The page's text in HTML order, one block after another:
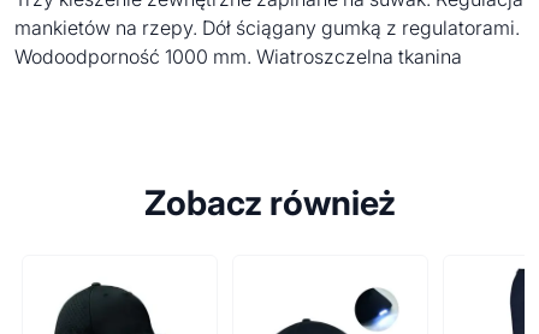
mankietów na rzepy. Dół ściągany gumką z regulatorami.
Wodoodporność 1000 mm. Wiatroszczelna tkanina
Zobacz również